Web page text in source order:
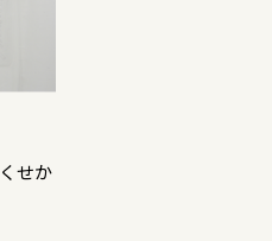
せか